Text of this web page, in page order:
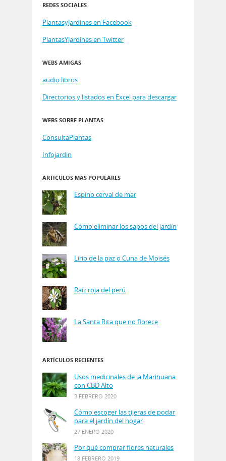
REDES SOCIALES
PlantasyJardines en Facebook
PlantasYJardines en Twitter
WEBS AMIGAS
audio libros
Directorios y listados en Excel para descargar
WEBS SOBRE PLANTAS
ConsultaPlantas
Infojardin
ARTÍCULOS MÁS POPULARES
Espino cerval de mar
Cómo eliminar los sapos del jardín
Lirio de la paz o Cuna de Moisés
Raíz roja del perú
La Santa Rita que no florece
ARTÍCULOS RECIENTES
Usos medicinales de la Marihuana
con CBD Alto
3 FEBRERO 2020
Cómo escoger las tijeras de podar
para el jardín del hogar
27 ENERO 2020
Por qué comprar flores naturales
18 FEBRERO 2019